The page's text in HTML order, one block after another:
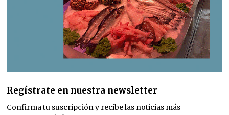
Regístrate en nuestra newsletter
Confirma tu suscripción y recibe las noticias más